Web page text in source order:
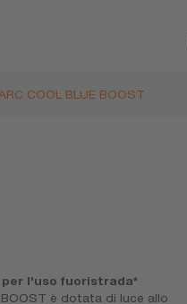
COOL BLUE BOOST
per l'uso fuoristrada*
BOOST è dotata di luce allo